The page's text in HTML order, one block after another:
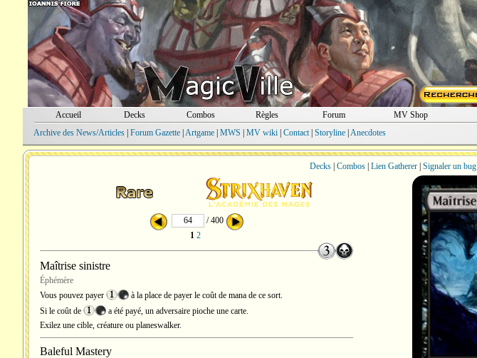
Accueil Decks Combos Règles Forum MV Shop
Archive des News/Articles| Forum Gazette| Artgame| MWS MV wiki| Contact| Storyline| Anecdotes
Decks| Combos| Lien Gatherer| Signaler un bug|
/ 400
1 2
Maîtrise sinistre
Éphémère
Vous pouvez payer
à la place de payer le coût de mana de ce sort.
Si le coût de
a été payé, un adversaire pioche une carte.
Exilez une cible, créature ou planeswalker.
Baleful Mastery